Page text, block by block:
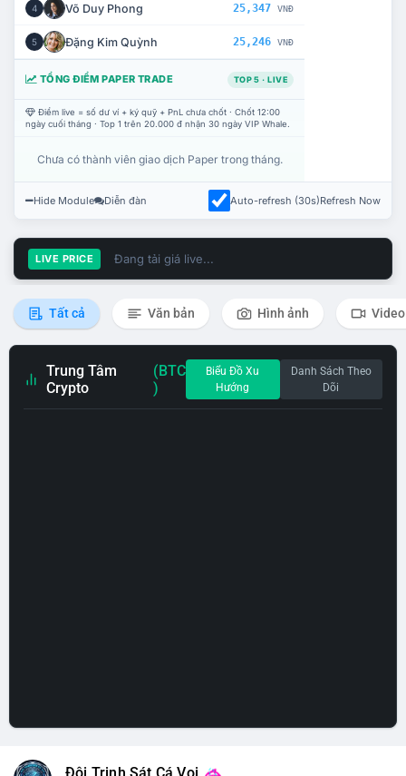
4 Võ Duy Phong 25,347 VNĐ
5 Đặng Kim Quỳnh 25,246 VNĐ
TỔNG ĐIỂM PAPER TRADE TOP 5 · LIVE
Điểm live = số dư ví + ký quỹ + PnL chưa chốt · Chốt 12:00
ngày cuối tháng · Top 1 trên 20.000 đ nhận 30 ngày VIP Whale.
Chưa có thành viên giao dịch Paper trong tháng.
Hide Module Diễn đàn Auto-refresh (30s)Refresh Now
LIVE PRICE Đang tải giá live...
Tất cả Văn bản Hình ảnh Video
Trung Tâm
Crypto
(BTC
)
Biểu Đồ Xu
Hướng
Danh Sách Theo
Dõi